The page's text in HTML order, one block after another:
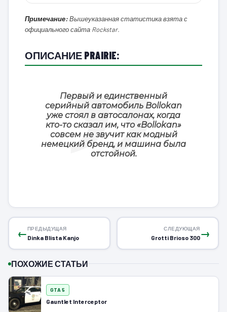
Примечание:Вышеуказанная статистика взята с
официального сайта Rockstar.
ОПИСАНИЕ PRAIRIE:
Первый и единственный
серийный автомобиль Bollokan
уже стоял в автосалонах, когда
кто-то сказал им, что «Bollokan»
совсем не звучит как модный
немецкий бренд, и машина была
отстойной.
←ПРЕДЫДУЩАЯ
Dinka Blista Kanjo →
СЛЕДУЮЩАЯ
Grotti Brioso 300
ПОХОЖИЕ СТАТЬИ
GTA 5
Gauntlet Interceptor